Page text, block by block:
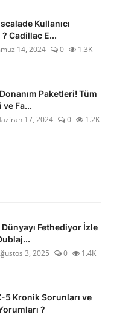
Kullanıcı
Cadillac E...
14, 2024 0 1.3K
Paketleri! Tüm
Fa...
17, 2024 0 1.2K
Fethediyor İzle
3, 2025 0 1.4K
5 Kronik Sorunları ve
?